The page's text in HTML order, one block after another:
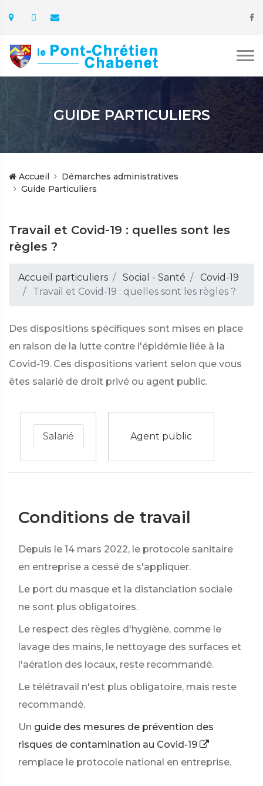
GUIDE PARTICULIERS
Accueil
Démarches administratives
Guide Particuliers
Travail et Covid-19 : quelles sont les
règles ?
Accueil particuliers Social - Santé
Covid-19
Travail et Covid-19 : quelles sont les règles ?
Des dispositions spécifiques sont mises en place
en raison de la lutte contre l'épidémie liée à la
Covid-19. Ces dispositions varient selon que vous
êtes salarié de droit privé ou agent public.
Salarié Agent public
Conditions de travail
Depuis le 14 mars 2022, le protocole sanitaire
en entreprise a cessé de s'appliquer.
Le port du masque et la distanciation sociale
ne sont plus obligatoires.
Le respect des règles d'hygiène, comme le
lavage des mains, le nettoyage des surfaces et
l'aération des locaux, reste recommandé.
Le télétravail n'est plus obligatoire, mais reste
recommandé.
Un guide des mesures de prévention des
risques de contamination au Covid-19
remplace le protocole national en entreprise.